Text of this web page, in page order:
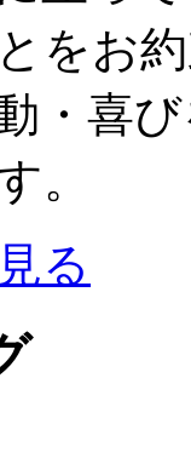
をお
・喜
。
る